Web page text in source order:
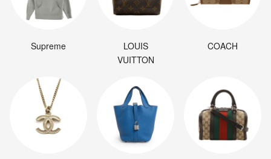
Supreme
LOUIS
VUITTON
COACH